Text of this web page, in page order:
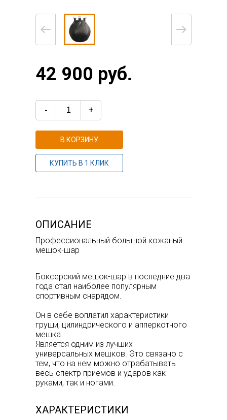
42 900 руб.
- +
В КОРЗИНУ
КУПИТЬ В 1 КЛИК
ОПИСАНИЕ
Профессиональный большой кожаный
мешок-шар
Боксерский мешок-шар в последние два
года стал наиболее популярным
спортивным снарядом.
Он в себе воплатил характеристики
груши, цилиндрического и апперкотного
мешка.
Является одним из лучших
универсальных мешков. Это связано с
тем, что на нем можно отрабатывать
весь спектр приемов и ударов как
руками, так и ногами.
ХАРАКТЕРИСТИКИ